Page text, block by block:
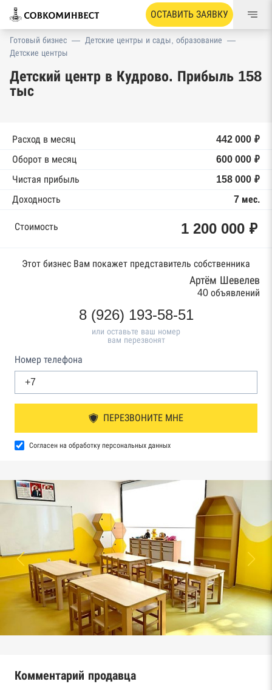
ОСТАВИТЬ ЗАЯВКУ
Готовый бизнес — Детские центры и сады, образование —
Детские центры
Детский центр в Кудрово. Прибыль 158
тыс
Расход в месяц
442 000 ₽
Оборот в месяц
600 000 ₽
Чистая прибыль
158 000 ₽
Доходность
7 мес.
Стоимость 1 200 000 ₽
Этот бизнес Вам покажет представитель собственника
Артём Шевелев
40 объявлений
8 (926) 193-58-51
или оставьте ваш номер
вам перезвонят
Номер телефона
ПЕРЕЗВОНИТЕ МНЕ
Согласен на обработку персональных данных
Комментарий продавца